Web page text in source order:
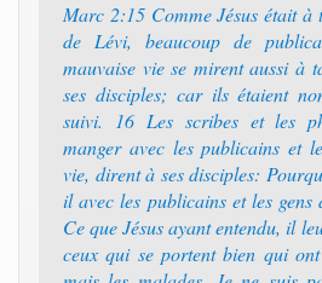
Marc 2:15 Comme Jésus était à
de Lévi, beaucoup de
mauvaise vie se mirent aussi à
ses disciples; car ils étaient
suivi. 16 Les scribes et les
manger avec les publicains et
vie, dirent à ses disciples:
il avec les publicains et les gens
Ce que Jésus ayant entendu, il
ceux qui se portent bien qui